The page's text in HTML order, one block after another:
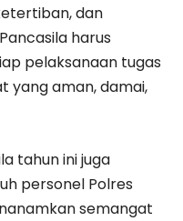
dan
harus
pelaksanaan tugas
yang aman, damai,
tahun ini juga
personel Polres
semangat